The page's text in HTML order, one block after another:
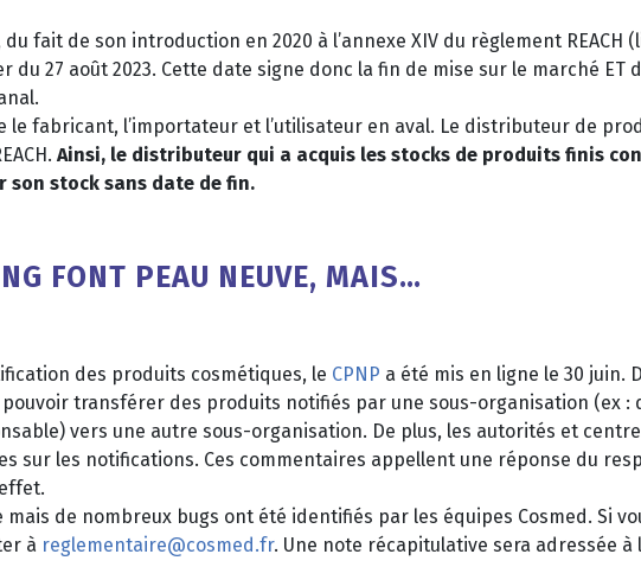
fait de son introduction en 2020 à l’annexe XIV du règlement REACH
27 août 2023. Cette date signe donc la fin de mise sur le marché ET
fabricant, l’importateur et l’utilisateur en aval. Le distributeur de
Ainsi, le distributeur qui a acquis les stocks de produits finis
son stock sans date de fin.
FONT PEAU NEUVE, MAIS…
des produits cosmétiques, le CPNP a été mis en ligne le 30 juin.
transférer des produits notifiés par une sous-organisation (ex :
vers une autre sous-organisation. De plus, les autorités et
sur les notifications. Ces commentaires appellent une réponse du
mais de nombreux bugs ont été identifiés par les équipes Cosmed. Si
à reglementaire@cosmed.fr. Une note récapitulative sera adressée à